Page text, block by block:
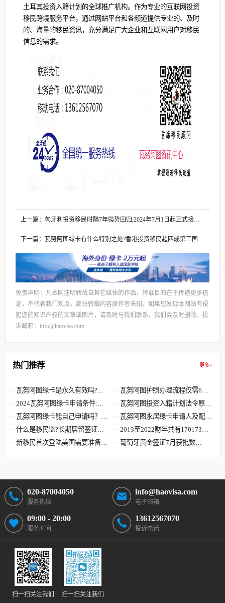
土耳其投资入籍计划的全球推广机构。作为专业的互联网投资
移民跨境服务平台，通过网站平台和各频道提供专业的、及时
的、海量的移民资讯，充分满足广大企业和互联网用户对移民
信息的需求。
上一篇：匈牙利投资移民时隔7年强势回归,2024年7月1日起正式接受
申请
下一篇：瓦努阿图绿卡有什么特别之处?香港投资移民超四成第三国永
免责声明：凡本网注明转载自其它媒体的作品，转载目的在于传递更多信
息，不代表我们观点。部分转载内容原作者未知，如果您发现本网站有侵
犯您的知识产权的文章或图片，请及时与我们联系，我们会及时删除。投
诉邮箱：info@haovisa.com
热门推荐 更多>
瓦努阿图绿卡是永久有效吗?瓦
努阿图绿卡有效期是多久?
瓦努阿图护照办理流程仅需6步,
快至30天获批 60天收到原件
2024瓦努阿图绿卡申请条件:单
人8000美元 7天获批三周拿卡
瓦努阿图投资入籍计划法令原文
解读,主申请人捐献8万美元起
瓦努阿图绿卡能自己申请吗？答
案可能要让您失望了
瓦努阿图永居绿卡申请人及配偶
子女需要提供资料最全清单
什么是移民监?长期居留签证和
永久居留签证有什么区别?
2013至2022财年共有170173位
中国大陆申请人移民美国
新移民首次登陆美国需要准备哪
葡萄牙黄金签证7月获批数
020-87004050
服务热线
info@haovisa.com
电子邮箱
09:00 - 20:00
服务时间
13612567070
投诉电话
扫一扫关注我们 扫一扫关注我们